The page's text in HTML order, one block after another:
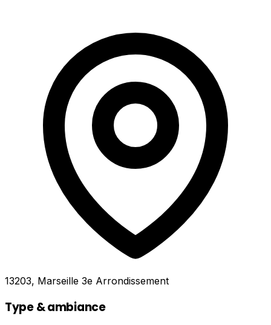
13203, Marseille 3e Arrondissement
Type & ambiance